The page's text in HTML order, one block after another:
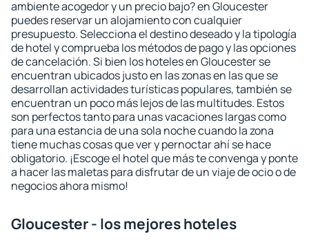
ambiente acogedor y un precio bajo? en Gloucester
puedes reservar un alojamiento con cualquier
presupuesto. Selecciona el destino deseado y la tipología
de hotel y comprueba los métodos de pago y las opciones
de cancelación. Si bien los hoteles en Gloucester se
encuentran ubicados justo en las zonas en las que se
desarrollan actividades turísticas populares, también se
encuentran un poco más lejos de las multitudes. Estos
son perfectos tanto para unas vacaciones largas como
para una estancia de una sola noche cuando la zona
tiene muchas cosas que ver y pernoctar ahí se hace
obligatorio. ¡Escoge el hotel que más te convenga y ponte
a hacer las maletas para disfrutar de un viaje de ocio o de
negocios ahora mismo!
Gloucester - los mejores hoteles